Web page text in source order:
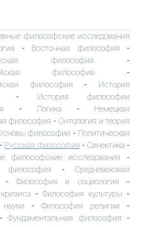
философские исследования
- Восточная философия -
философия -
философия -
философия - История
- История философии
- Логика - Немецкая
философия - Онтология и теория
философии - Политическая
- Русская философия - Синектика -
философские исследования -
философия - Средневековая
- Философия и социология -
-Философия культуры -
-Философия религии -
Фундаментальная философия -